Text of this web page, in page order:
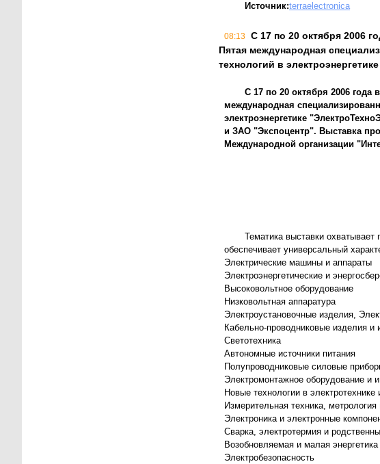
Источник:terraelectronica
08:13 С 17 по 20 октября 2006
Пятая международная
технологий в
С 17 по 20 октября 2006 года
международная
электроэнергетике
и ЗАО "Экспоцентр". Выставка
Международной организации
Тематика выставки охватывает
обеспечивает универсальный
Электрические машины и аппараты
Электроэнергетические и
Высоковольтное оборудование
Низковольтная аппаратура
Электроустановочные изделия,
Кабельно-проводниковые изделия
Светотехника
Автономные источники питания
Полупроводниковые силовые
Электромонтажное оборудование и
Новые технологии в электротехнике
Измерительная техника, метрология
Электроника и электронные
Сварка, электротермия и
Возобновляемая и малая энергетика
Электробезопасность